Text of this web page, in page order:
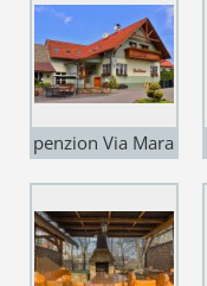
penzion Via Mara